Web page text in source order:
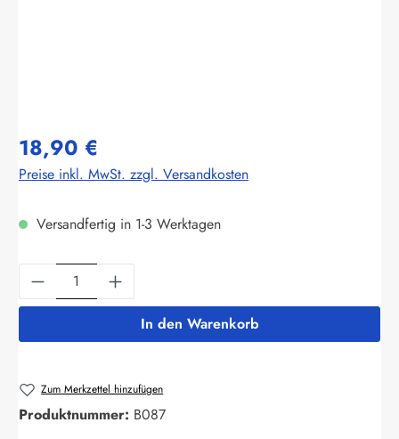
18,90 €
Preise inkl. MwSt. zzgl. Versandkosten
Versandfertig in 1-3 Werktagen
Produkt Anzahl: Gib den gewünschten
In den Warenkorb
Zum Merkzettel hinzufügen
Produktnummer: B087